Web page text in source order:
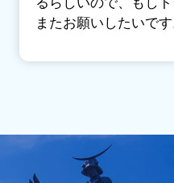
またお願いしたいです